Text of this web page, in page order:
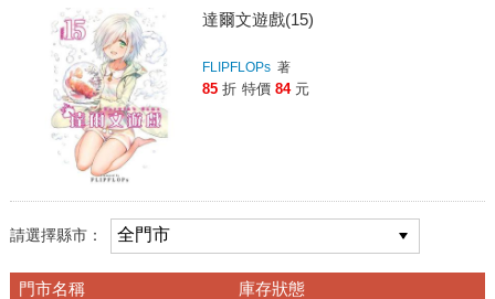
達爾文遊戲(15)
FLIPFLOPs 著
85 折 特價 84 元
請選擇縣市：
門市名稱 庫存狀態